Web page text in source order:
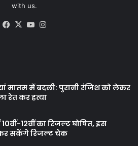
with us.
Facebook
X YouTube
मातम में बदली: पुरानी रंजिश को लेकर
रेत कर हत्या
10वीं-12वीं का रिजल्ट घोषित, इस
सकेंगे रिजल्ट चेक